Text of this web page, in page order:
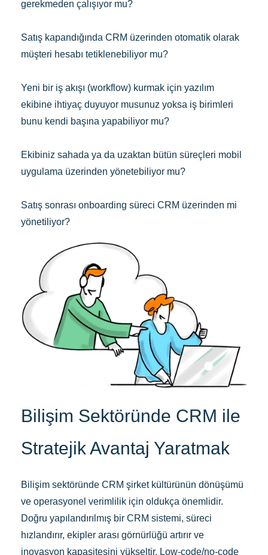
gerekmeden çalışıyor mu?
Satış kapandığında CRM üzerinden otomatik olarak
müşteri hesabı tetiklenebiliyor mu?
Yeni bir iş akışı (workflow) kurmak için yazılım
ekibine ihtiyaç duyuyor musunuz yoksa iş birimleri
bunu kendi başına yapabiliyor mu?
Ekibiniz sahada ya da uzaktan bütün süreçleri mobil
uygulama üzerinden yönetebiliyor mu?
Satış sonrası onboarding süreci CRM üzerinden mi
yönetiliyor?
Bilişim Sektöründe CRM ile
Stratejik Avantaj Yaratmak
Bilişim sektöründe CRM şirket kültürünün dönüşümü
ve operasyonel verimlilik için oldukça önemlidir.
Doğru yapılandırılmış bir CRM sistemi, süreci
hızlandırır, ekipler arası görnürlüğü artırır ve
inovasyon kapasitesini yükseltir. Low-code/no-code